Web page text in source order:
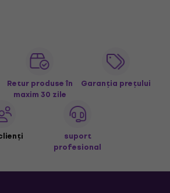
Retur produse în
maxim 30 zile
Garanția prețului
suport
profesional